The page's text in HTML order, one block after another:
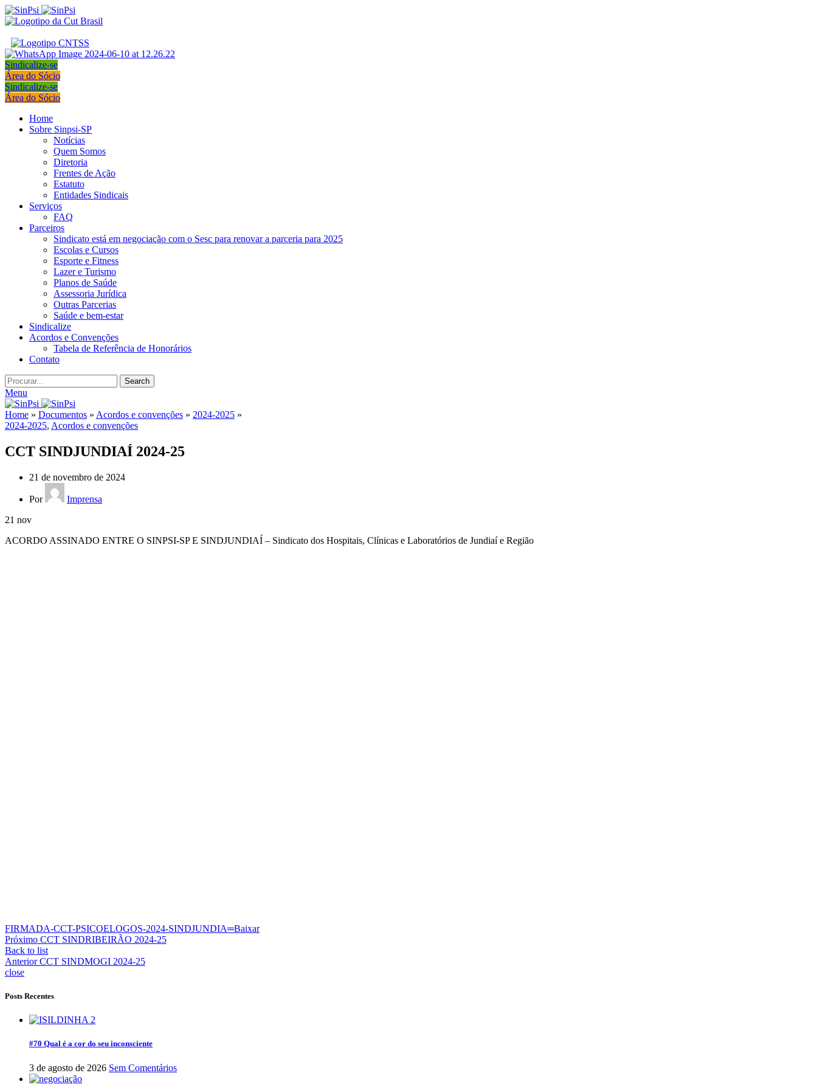
Sindicalize-se
Área do Sócio
Sindicalize-se
Área do Sócio
Home
Sobre Sinpsi-SP
Notícias
Quem Somos
Diretoria
Frentes de Ação
Estatuto
Entidades Sindicais
Serviços
FAQ
Parceiros
Sindicato está em negociação com o Sesc para renovar a parceria para 2025
Escolas e Cursos
Esporte e Fitness
Lazer e Turismo
Planos de Saúde
Assessoria Jurídica
Outras Parcerias
Saúde e bem-estar
Sindicalize
Acordos e Convenções
Tabela de Referência de Honorários
Contato
Search
Menu
Home » Documentos » Acordos e convenções » 2024-2025 »
2024-2025, Acordos e convenções
CCT SINDJUNDIAÍ 2024-25
21 de novembro de 2024
Por
Imprensa
21 nov
ACORDO ASSINADO ENTRE O SINPSI-SP E SINDJUNDIAÍ – Sindicato dos Hospitais, Clínicas e Laboratórios de Jundiaí e Região
FIRMADA-CCT-PSICOELOGOS-2024-SINDJUNDIA═Baixar
Próximo CCT SINDRIBEIRÃO 2024-25
Back to list
Anterior CCT SINDMOGI 2024-25
close
Posts Recentes
#70 Qual é a cor do seu inconsciente
3 de agosto de 2026 Sem Comentários